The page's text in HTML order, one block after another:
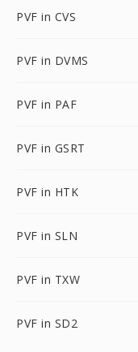
PVF in CVS
PVF in DVMS
PVF in PAF
PVF in GSRT
PVF in HTK
PVF in SLN
PVF in TXW
PVF in SD2